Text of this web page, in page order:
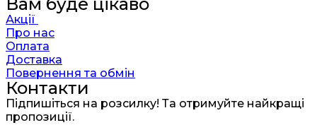
Вам буде цікаво
Акції
Про нас
Оплата
Доставка
Повернення та обмін
Контакти
Підпишіться на розсилку! Та отримуйте найкращі
пропозиції.